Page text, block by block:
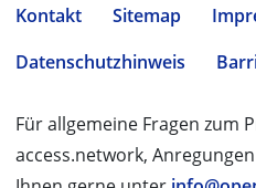
Kontakt Sitemap
Datenschutzhinweis
Für allgemeine Fragen zum
access.network,